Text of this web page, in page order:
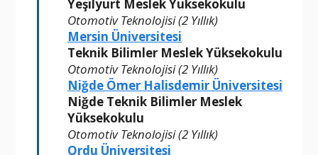
Yeşilyurt Meslek Yüksekokulu
Otomotiv Teknolojisi (2 Yıllık)
Mersin Üniversitesi
Teknik Bilimler Meslek Yüksekokulu
Otomotiv Teknolojisi (2 Yıllık)
Niğde Ömer Halisdemir Üniversitesi
Niğde Teknik Bilimler Meslek
Yüksekokulu
Otomotiv Teknolojisi (2 Yıllık)
Ordu Üniversitesi